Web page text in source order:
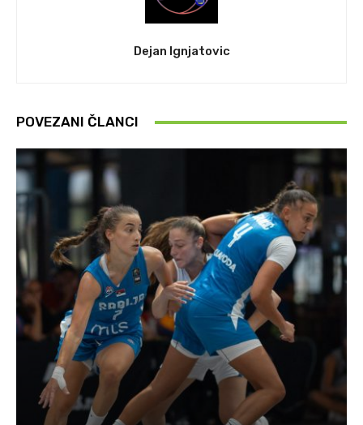
Dejan Ignjatovic
POVEZANI ČLANCI